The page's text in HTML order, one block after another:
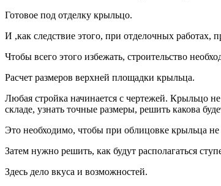
Готовое под отделку крыльцо.
И ,как следствие этого, при отделочных работах,
Чтобы всего этого избежать, строительство
Расчет размеров верхней площадки крыльца.
Любая стройка начинается с чертежей. Крыльцо
складе, узнать точные размеры, решить какова
Это необходимо, чтобы при облицовке крыльца не
Затем нужно решить, как будут располагаться
Здесь дело вкуса и возможностей.